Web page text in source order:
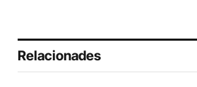
Relacionades